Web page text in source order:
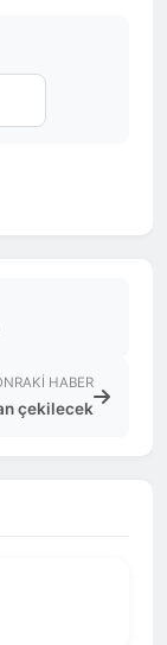
HABER
çekilecek